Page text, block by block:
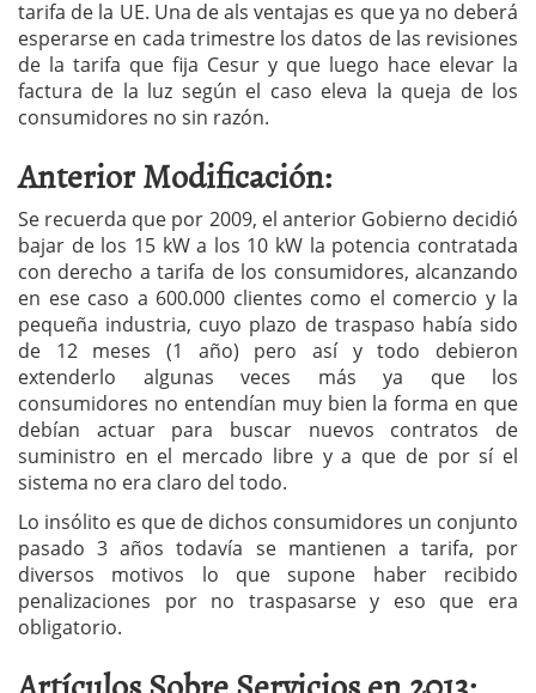
tarifa de la UE. Una de als ventajas es que ya no deberá
esperarse en cada trimestre los datos de las revisiones
de la tarifa que fija Cesur y que luego hace elevar la
factura de la luz según el caso eleva la queja de los
consumidores no sin razón.
Anterior Modificación:
Se recuerda que por 2009, el anterior Gobierno decidió
bajar de los 15 kW a los 10 kW la potencia contratada
con derecho a tarifa de los consumidores, alcanzando
en ese caso a 600.000 clientes como el comercio y la
pequeña industria, cuyo plazo de traspaso había sido
de 12 meses (1 año) pero así y todo debieron
extenderlo algunas veces más ya que los
consumidores no entendían muy bien la forma en que
debían actuar para buscar nuevos contratos de
suministro en el mercado libre y a que de por sí el
sistema no era claro del todo.
Lo insólito es que de dichos consumidores un conjunto
pasado 3 años todavía se mantienen a tarifa, por
diversos motivos lo que supone haber recibido
penalizaciones por no traspasarse y eso que era
obligatorio.